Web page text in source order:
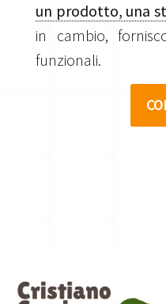
un prodotto, una
in cambio,
funzionali.